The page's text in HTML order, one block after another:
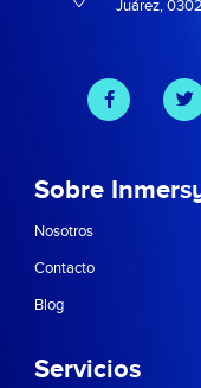
Juárez,
Sobre
Nosotros
Contacto
Blog
Servicios